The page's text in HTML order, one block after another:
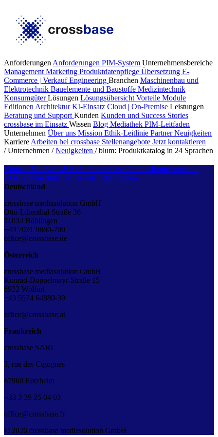
Anforderungen Anforderungen PIM-System Unternehmensbereiche
Management Marketing Produktdatenpflege Übersetzung E-
Commerce | VerkaufEngineering Branchen Maschinenbau und
Elektrotechnik Bauelemente und Baustoffe Medizintechnik
KonsumgüterLösungen Lösungsübersicht Vorteile Module
Editionen ArchitekturKI-Einsatz Cloud | On-Premise Leistungen
Beratung und Support Kunden Kunden und Success Stories
crossbase im Einsatz Wissen Blog Mediathek PIM-Leitfaden
Unternehmen Über uns Mission Ethik-Leitlinie PartnerNeuigkeiten
Karriere Arbeiten bei crossbase Stellenangebote Jetzt kontaktieren
/ Unternehmen / Neuigkeiten / blum: Produktkatalog in 24 Sprachen
Kontakt Standorte & Anfahrt crossbase for kids Impressum und
AGB Datenschutz Sicherheitslücke melden
Deutschland
crossbase mediasolution GmbH
Otto-Lilienthal-Straße 36
71034 Böblingen
+49 7031 9880-700
office@crossbase.de
Österreich
crossbase mediasolution GmbH
Konrad-Doppelmayr-Straße 15
6922 Wolfurt
+43 5574 64880-39
office@crossbase.at
Frankreich
crossbase SARL
3, rue des Cigognes
67960 Entzheim
+33 3 39 25 04 03
office@crossbase.fr
© 2026 crossbase mediasolution GmbH